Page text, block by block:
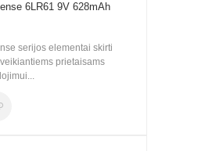
6LR61 9V 628mAh
serijos elementai skirti
prietaisams